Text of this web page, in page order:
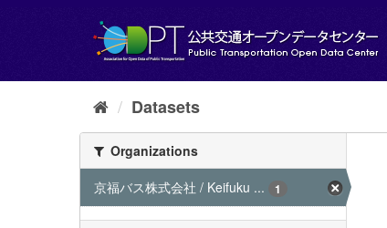
Datasets
Organizations
京福バス株式会社 / Keifuku ...
1